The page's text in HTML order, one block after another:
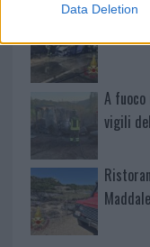
Data Deletion
A
vigili